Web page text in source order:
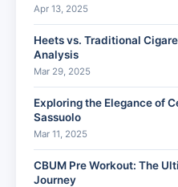
Apr 13, 2025
Heets vs. Traditional
Analysis
Mar 29, 2025
Exploring the Elegance of
Sassuolo
Mar 11, 2025
CBUM Pre Workout: The
Journey